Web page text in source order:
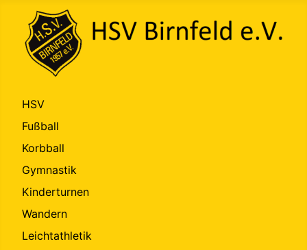
HSV
Fußball
Korbball
Gymnastik
Kinderturnen
Wandern
Leichtathletik